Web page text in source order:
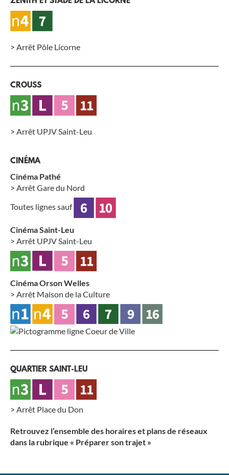
> Arrêt Pôle Licorne
CROUSS
> Arrêt UPJV Saint-Leu
CINÉMA
Cinéma Pathé
> Arrêt Gare du Nord
Toutes lignes sauf
Cinéma Saint-Leu
> Arrêt UPJV Saint-Leu
Cinéma Orson Welles
> Arrêt Maison de la Culture
QUARTIER SAINT-LEU
> Arrêt Place du Don
Retrouvez l’ensemble des horaires et plans de réseaux
dans la rubrique « Préparer son trajet »